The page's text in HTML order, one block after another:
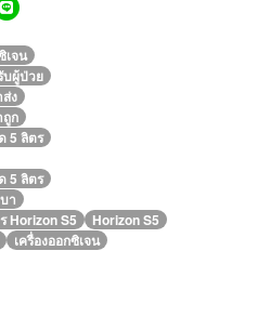
เจน
บผู้ป่วย
ง
ถูก
5 ลิตร
5 ลิตร
า
Horizon S5
Horizon S5
เครื่องออกซิเจน